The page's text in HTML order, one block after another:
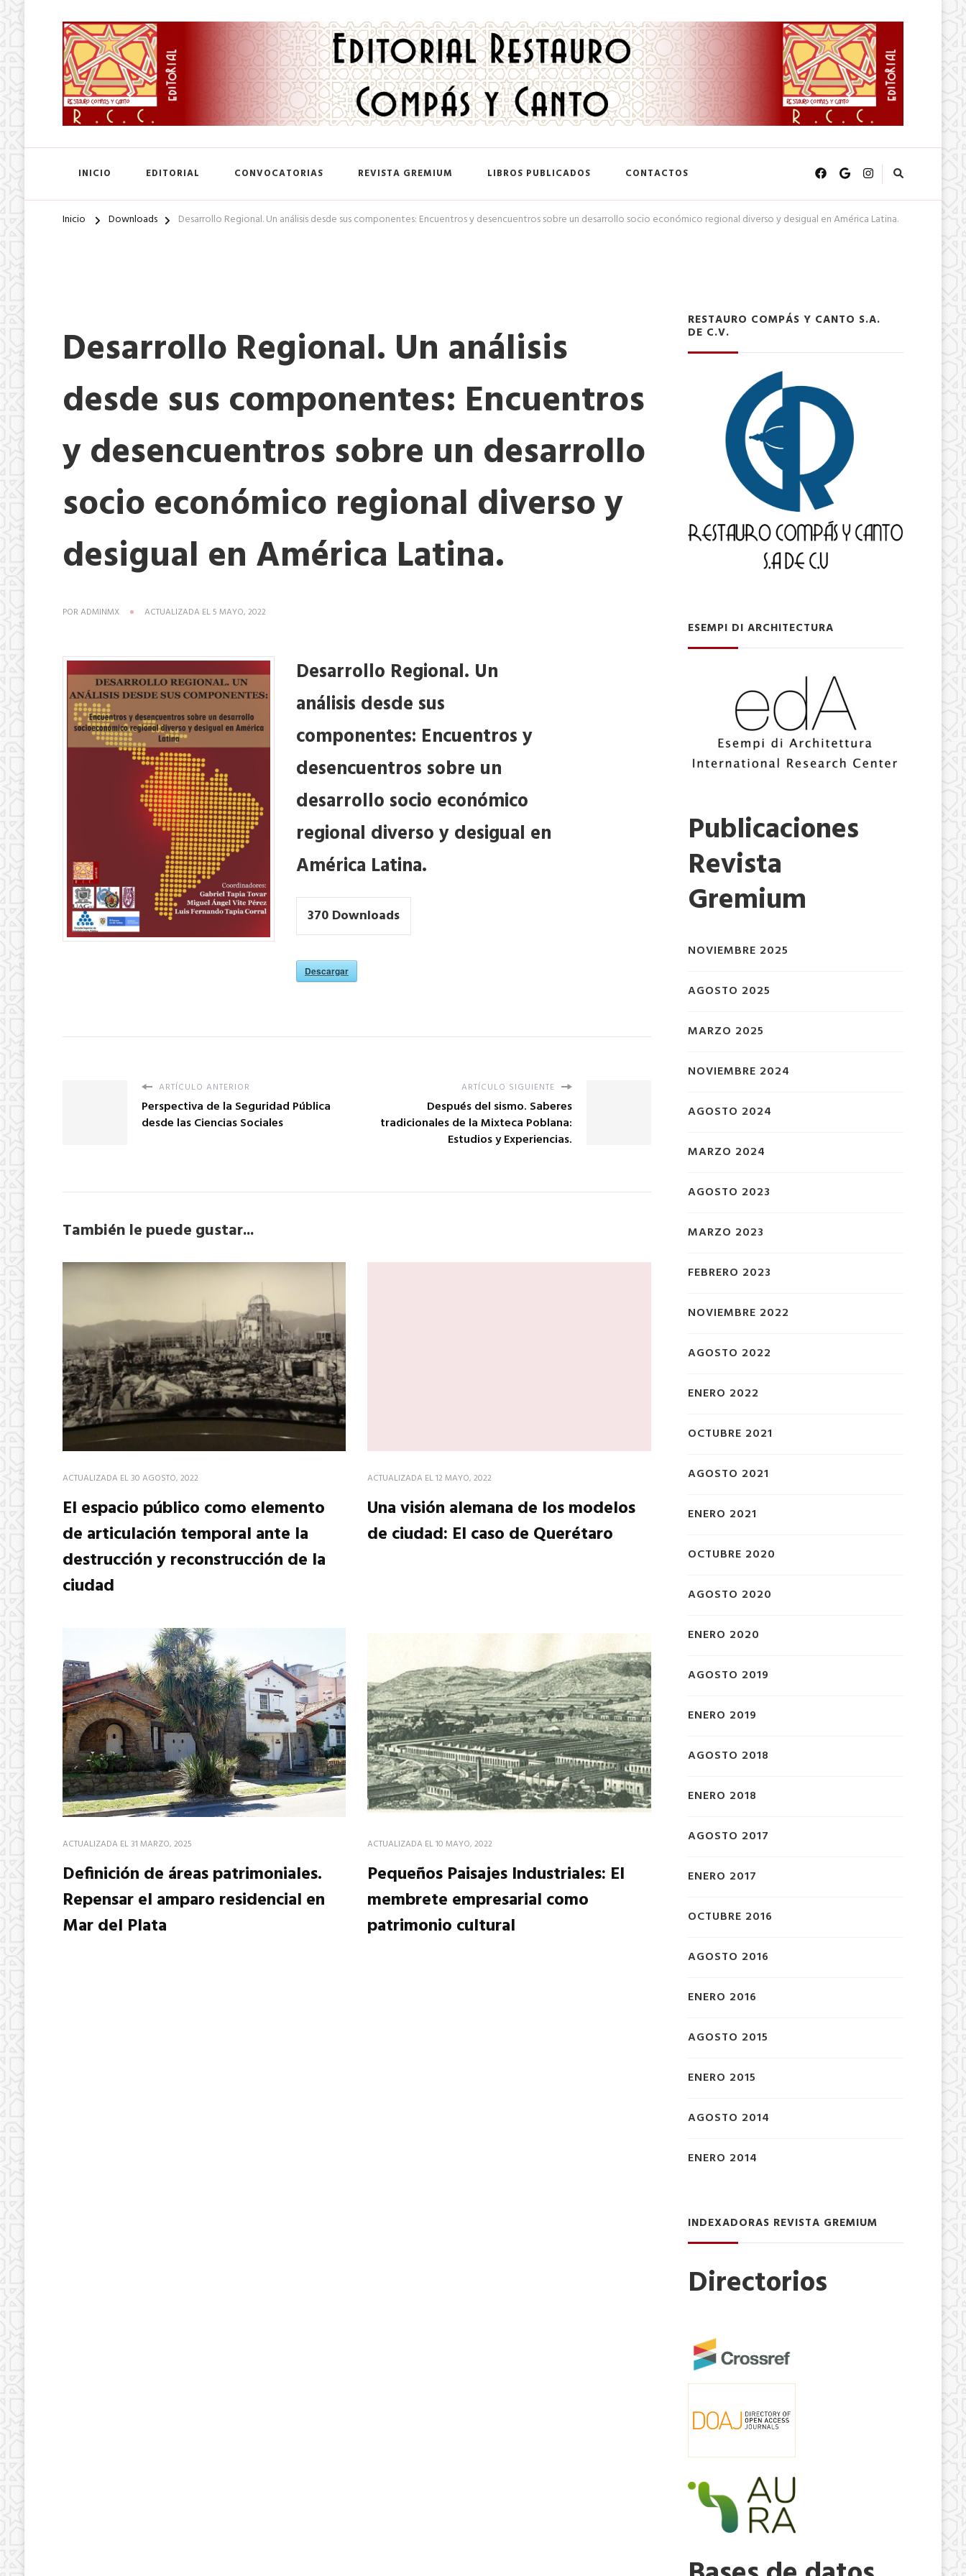
INICIO EDITORIAL CONVOCATORIAS REVISTA GREMIUM LIBROS PUBLICADOS CONTACTOS
Inicio Downloads Desarrollo Regional. Un análisis desde sus componentes: Encuentros y desencuentros sobre un desarrollo socio económico regional diverso y desigual en América Latina.
Desarrollo Regional. Un análisis
desde sus componentes: Encuentros
y desencuentros sobre un desarrollo
socio económico regional diverso y
desigual en América Latina.
POR ADMINMX ACTUALIZADA EL5 MAYO, 2022
Desarrollo Regional. Un
análisis desde sus
componentes: Encuentros y
desencuentros sobre un
desarrollo socio económico
regional diverso y desigual en
América Latina.
370Downloads
Descargar
ARTÍCULO ANTERIOR
Perspectiva de la Seguridad Pública
desde las Ciencias Sociales
ARTÍCULO SIGUIENTE
Después del sismo. Saberes
tradicionales de la Mixteca Poblana:
Estudios y Experiencias.
También le puede gustar...
ACTUALIZADA EL 30 AGOSTO, 2022
El espacio público como elemento
de articulación temporal ante la
destrucción y reconstrucción de la
ciudad
ACTUALIZADA EL12 MAYO, 2022
Una visión alemana de los modelos
de ciudad: El caso de Querétaro
ACTUALIZADA EL 31 MARZO, 2025
Definición de áreas patrimoniales.
Repensar el amparo residencial en
Mar del Plata
ACTUALIZADA EL10 MAYO, 2022
Pequeños Paisajes Industriales: El
membrete empresarial como
patrimonio cultural
RESTAURO COMPÁS Y CANTO S.A.
DE C.V.
ESEMPI DI ARCHITECTURA
Publicaciones
Revista
Gremium
NOVIEMBRE 2025
AGOSTO 2025
MARZO 2025
NOVIEMBRE 2024
AGOSTO 2024
MARZO 2024
AGOSTO 2023
MARZO 2023
FEBRERO 2023
NOVIEMBRE 2022
AGOSTO 2022
ENERO 2022
OCTUBRE 2021
AGOSTO 2021
ENERO 2021
OCTUBRE 2020
AGOSTO 2020
ENERO 2020
AGOSTO 2019
ENERO 2019
AGOSTO 2018
ENERO 2018
AGOSTO 2017
ENERO 2017
OCTUBRE 2016
AGOSTO 2016
ENERO 2016
AGOSTO 2015
ENERO 2015
AGOSTO 2014
ENERO 2014
INDEXADORAS REVISTA GREMIUM
Directorios